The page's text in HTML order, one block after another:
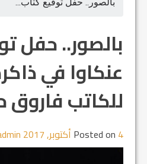
بالصور.. حفل
عنكاوا في
للكاتب فاروق
Posted on 4 أكتوبر, 2017